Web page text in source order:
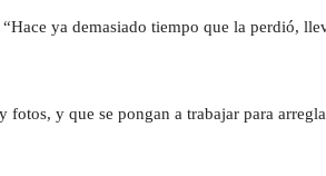
ya demasiado tiempo que la perdió,
y que se pongan a trabajar para